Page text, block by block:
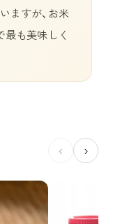
ますが、お米
最も美味しく
‹ ›